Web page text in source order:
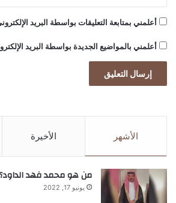
أعلمني بمتابعة التعليقات بواسطة البريد
أعلمني بالمواضيع الجديدة بواسطة البريد
الأشهر الأخيرة
من هو محمد فهد
يونيو 17, 2022